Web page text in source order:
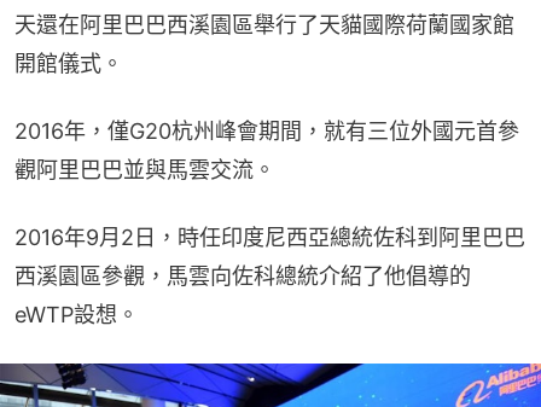
天還在阿里巴巴西溪園區舉行了天貓國際荷蘭國家館
開館儀式。
2016年，僅G20杭州峰會期間，就有三位外國元首參
觀阿里巴巴並與馬雲交流。
2016年9月2日，時任印度尼西亞總統佐科到阿里巴巴
西溪園區參觀，馬雲向佐科總統介紹了他倡導的
eWTP設想。